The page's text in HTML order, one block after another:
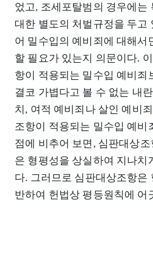
었고, 조세포탈범의 경우에는
대한 별도의 처벌규정을 두고
어 밀수입의 예비죄에 대해서
할 필요가 있는지 의문이다.
항이 적용되는 밀수입 예비죄
결코 가볍다고 볼 수 없는 내
치, 여적 예비죄나 살인 예비
조항이 적용되는 밀수입 예비
점에 비추어 보면, 심판대상
은 형평성을 상실하여 지나치
다. 그러므로 심판대상조항은
반하여 헌법상 평등원칙에 어